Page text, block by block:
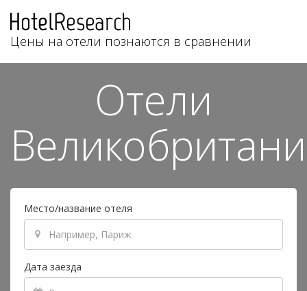
Цены на отели познаются в сравнении
Отели
Место/название отеля
Дата заезда